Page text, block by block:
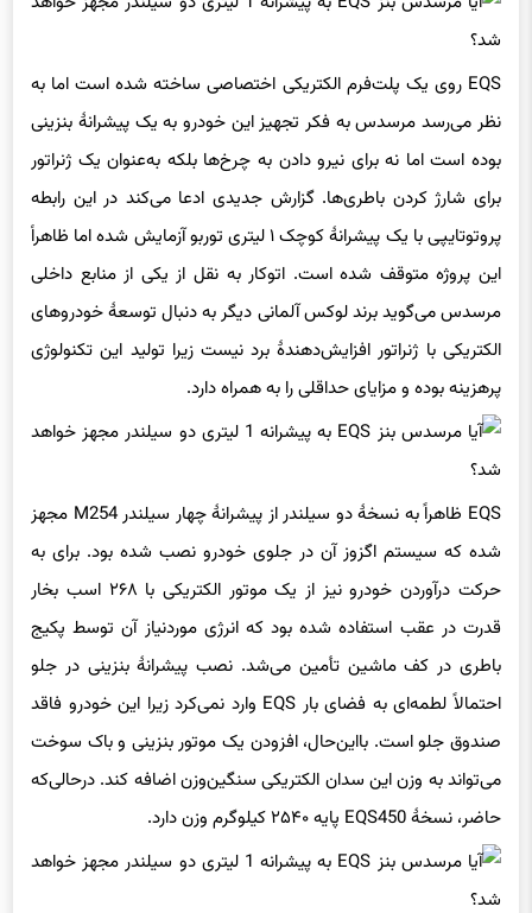
نظر می‌رسد مرسدس به فکر تجهیز این خودرو به یک پیشرانهٔ بنزینی
بوده است اما نه برای نیرو دادن به چرخ‌ها بلکه به‌عنوان یک ژنراتور
برای شارژ کردن باطری‌ها. گزارش جدیدی ادعا می‌کند در این رابطه
پروتوتایپی با یک پیشرانهٔ کوچک ۱ لیتری توربو آزمایش شده اما ظاهراً
این پروژه متوقف شده است. اتوکار به نقل از یکی از منابع داخلی
مرسدس می‌گوید برند لوکس آلمانی دیگر به‌ دنبال توسعهٔ خودروهای
الکتریکی با ژنراتور افزایش‌دهندهٔ برد نیست زیرا تولید این تکنولوژی
پرهزینه بوده و مزایای حداقلی را به همراه دارد.
شده که سیستم اگزوز آن در جلوی خودرو نصب شده بود. برای به
حرکت درآوردن خودرو نیز از یک موتور الکتریکی با ۲۶۸ اسب بخار
قدرت در عقب استفاده شده بود که انرژی موردنیاز آن توسط پکیج
باطری در کف ماشین تأمین می‌شد. نصب پیشرانهٔ بنزینی در جلو
احتمالاً لطمه‌ای به فضای بار EQS وارد نمی‌کرد زیرا این خودرو فاقد
صندوق جلو است. بااین‌حال، افزودن یک موتور بنزینی و باک سوخت
می‌تواند به وزن این سدان الکتریکی سنگین‌وزن اضافه کند. درحالی‌که
حاضر، نسخهٔ EQS450 پایه ۲۵۴۰ کیلوگرم وزن دارد.